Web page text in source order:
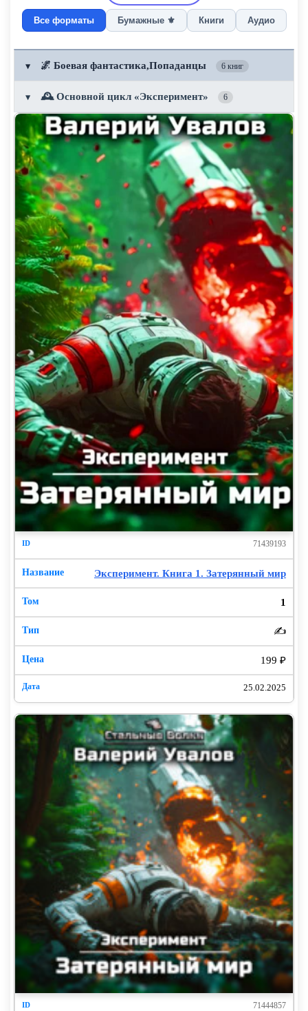
Все форматы Бумажные ⚜️ Книги Аудио
▼ 🌌 Боевая фантастика,Попаданцы 6 книг
▼ 🕰️ Основной цикл «Эксперимент» 6
71439193
Эксперимент. Книга 1. Затерянный мир
1
✍️
199 ₽
25.02.2025
71444857